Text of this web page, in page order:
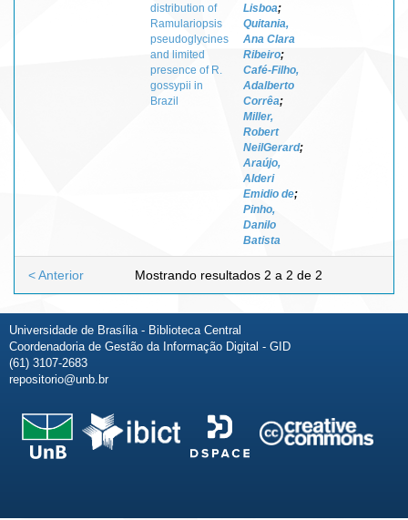
distribution of
Ramulariopsis
pseudoglycines
and limited
presence of R.
gossypii in
Brazil
Lisboa;
Quitania,
Ana Clara
Ribeiro;
Café‑Filho,
Adalberto
Corrêa;
Miller,
Robert
NeilGerard;
Araújo,
Alderi
Emidio de;
Pinho,
Danilo
Batista
Mostrando resultados 2 a 2 de 2
< Anterior
Universidade de Brasília - Biblioteca Central
Coordenadoria de Gestão da Informação Digital - GID
(61) 3107-2683
repositorio@unb.br